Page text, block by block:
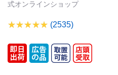
式オンラインショップ
(2535)